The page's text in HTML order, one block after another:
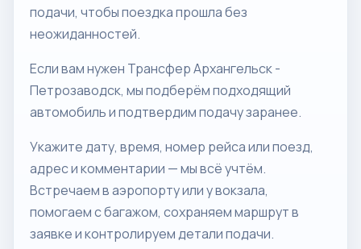
подачи, чтобы поездка прошла без
неожиданностей.
Если вам нужен Трансфер Архангельск -
Петрозаводск, мы подберём подходящий
автомобиль и подтвердим подачу заранее.
Укажите дату, время, номер рейса или поезд,
адрес и комментарии — мы всё учтём.
Встречаем в аэропорту или у вокзала,
помогаем с багажом, сохраняем маршрут в
заявке и контролируем детали подачи.